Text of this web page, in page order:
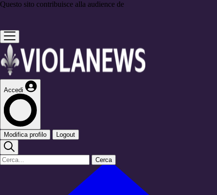
Questo sito contribuisce alla audience de
Accedi
Modifica profilo Logout
Cerca